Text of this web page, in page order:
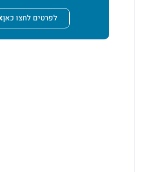
לפרטים לחצו כאן